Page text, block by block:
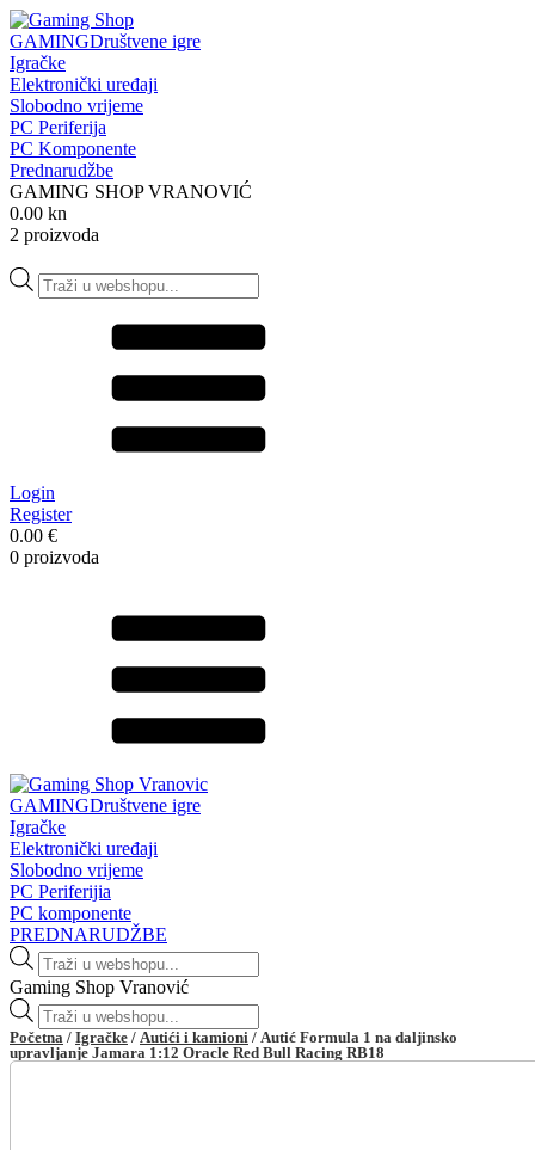
GAMINGDruštvene igre
Igračke
Elektronički uređaji
Slobodno vrijeme
PC Periferija
PC Komponente
Prednarudžbe
GAMING SHOP VRANOVIĆ
0.00 kn
2 proizvoda
Products
search
Login
Register
0.00 €
0 proizvoda
GAMINGDruštvene igre
Igračke
Elektronički uređaji
Slobodno vrijeme
PC Periferijia
PC komponente
PREDNARUDŽBE
Products
search
Gaming Shop Vranović
Products
search
Početna / Igračke / Autići i kamioni / Autić Formula 1 na daljinsko
upravljanje Jamara 1:12 Oracle Red Bull Racing RB18